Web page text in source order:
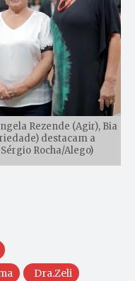
Rezende (Agir), Bia
destacam a
Rocha/Alego)
Dra.Zeli